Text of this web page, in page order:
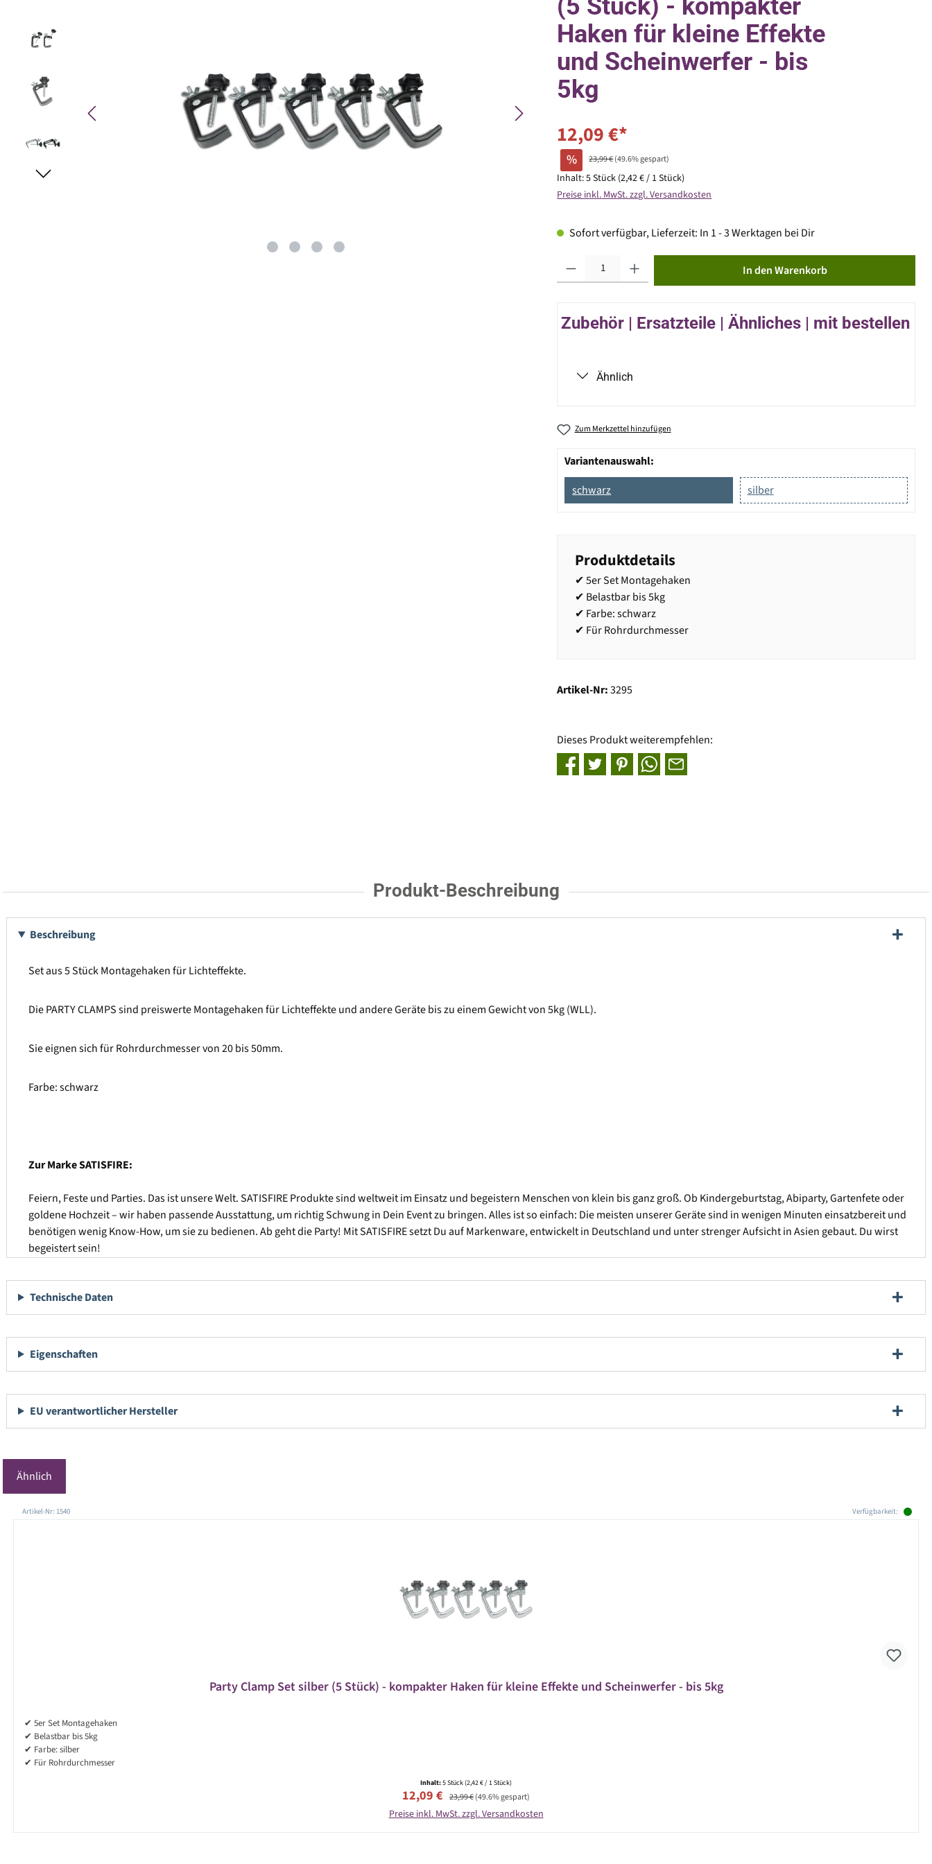
(5 Stück) - kompakter
Haken für kleine Effekte
und Scheinwerfer - bis
5kg
12,09 €*
% 23,99 €(49.6% gespart)
Inhalt:5 Stück (2,42 € / 1 Stück)
Preise inkl. MwSt. zzgl. Versandkosten
Sofort verfügbar, Lieferzeit: In 1 - 3 Werktagen bei Dir
In den Warenkorb
Zubehör | Ersatzteile | Ähnliches | mit bestellen
Ähnlich
Zum Merkzettel hinzufügen
Variantenauswahl:
schwarz
silber
Produktdetails
✔ 5er Set Montagehaken
✔ Belastbar bis 5kg
✔ Farbe: schwarz
✔ Für Rohrdurchmesser
Artikel-Nr:3295
Dieses Produkt weiterempfehlen:
Produkt-Beschreibung
Beschreibung
Set aus 5 Stück Montagehaken für Lichteffekte.
Die PARTY CLAMPS sind preiswerte Montagehaken für Lichteffekte und andere Geräte bis zu einem Gewicht von 5kg (WLL).
Sie eignen sich für Rohrdurchmesser von 20 bis 50mm.
Farbe: schwarz
Zur Marke SATISFIRE:
Feiern, Feste und Parties. Das ist unsere Welt. SATISFIRE Produkte sind weltweit im Einsatz und begeistern Menschen von klein bis ganz groß. Ob Kindergeburtstag, Abiparty, Gartenfete oder
goldene Hochzeit – wir haben passende Ausstattung, um richtig Schwung in Dein Event zu bringen. Alles ist so einfach: Die meisten unserer Geräte sind in wenigen Minuten einsatzbereit und
benötigen wenig Know-How, um sie zu bedienen. Ab geht die Party! Mit SATISFIRE setzt Du auf Markenware, entwickelt in Deutschland und unter strenger Aufsicht in Asien gebaut. Du wirst
begeistert sein!
Technische Daten
Eigenschaften
EU verantwortlicher Hersteller
Ähnlich
Produktgalerie überspringen
Artikel-Nr: 1540 Verfügbarkeit:
Party Clamp Set silber (5 Stück) - kompakter Haken für kleine Effekte und Scheinwerfer - bis 5kg
✔ 5er Set Montagehaken
✔ Belastbar bis 5kg
✔ Farbe: silber
✔ Für Rohrdurchmesser
Inhalt:5 Stück(2,42 € / 1 Stück)
Verkaufspreis:
12,09 € Regulärer Preis:
23,99 €(49.6% gespart)
Preise inkl. MwSt. zzgl. Versandkosten